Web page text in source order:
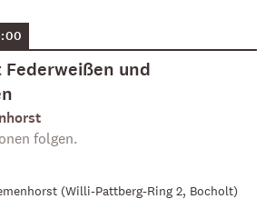
Federweißen und
folgen.
(Willi-Pattberg-Ring 2, Bocholt)